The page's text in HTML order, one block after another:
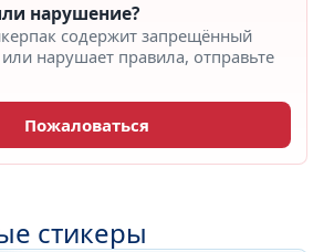
нарушение?
содержит запрещённый
или нарушает правила, отправьте
Пожаловаться
стикеры